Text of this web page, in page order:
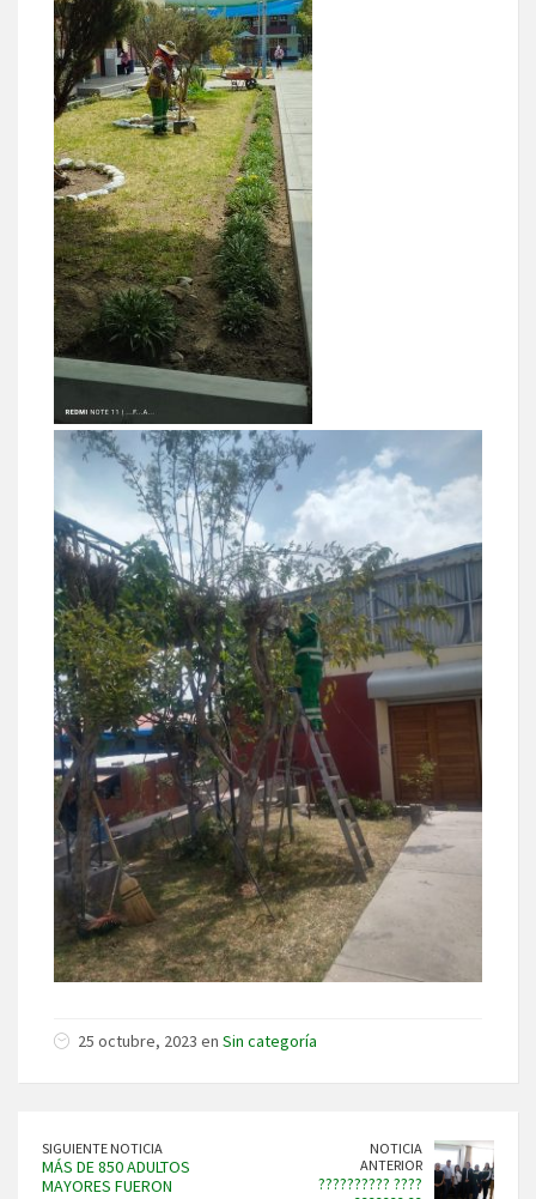
25 octubre, 2023 en Sin categoría
SIGUIENTE NOTICIA
MÁS DE 850 ADULTOS
MAYORES FUERON
NOTICIA
ANTERIOR
?????????? ????